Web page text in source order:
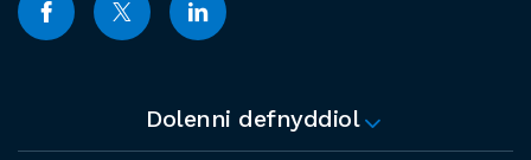
Dolenni defnyddiol